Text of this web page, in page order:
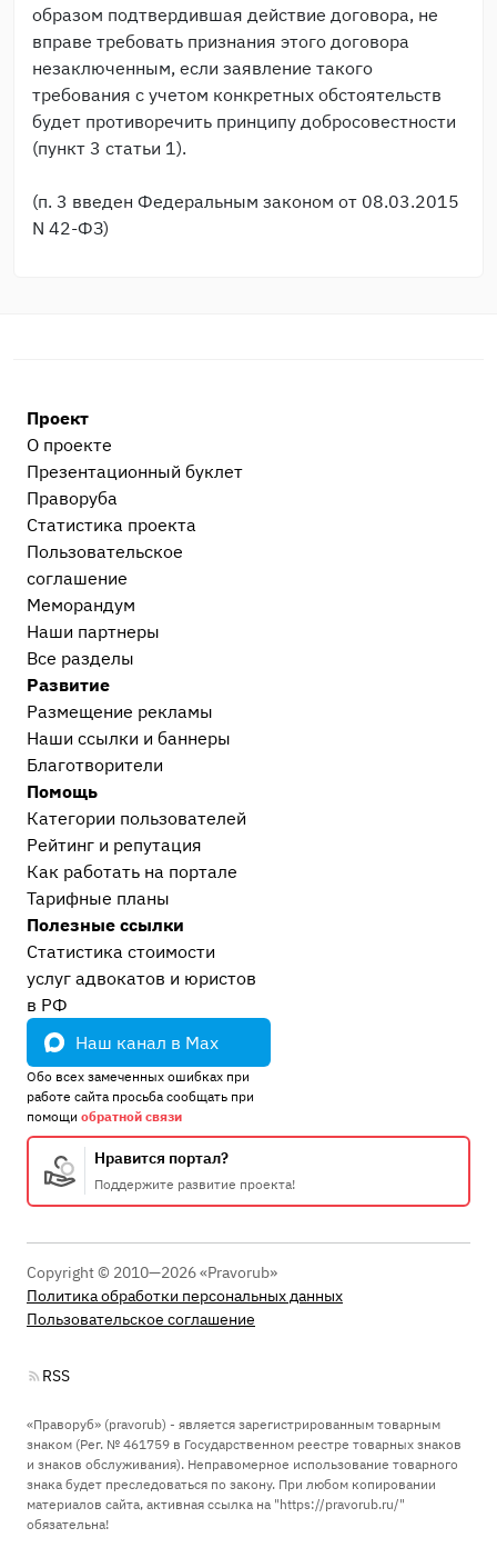
образом подтвердившая действие договора, не
вправе требовать признания этого договора
незаключенным, если заявление такого
требования с учетом конкретных обстоятельств
будет противоречить принципу добросовестности
(пункт 3 статьи 1).
(п. 3 введен Федеральным законом от 08.03.2015
N 42-ФЗ)
Проект
О проекте
Презентационный букл​ет
Праворуба
Статистика проекта
Пользовательское
соглашение
Меморандум
Наши партнеры
Все разделы
Развитие
Размещение рекламы
Наши ссылки и баннеры
Благотворители
Помощь
Категории пользователей
Рейтинг и репутация
Как работать на портале
Тарифные планы
Полезные ссылки
Статистика стоимости
услуг адвокатов и юристов
в РФ
Наш канал в Max
Обо всех замеченных ошибках при
работе сайта просьба сообщать при
помощи обратной связи
Нравится портал?
Поддержите развитие проекта!
Copyright © 2010—2026 «Pravorub»
Политика обработки персональных данных
Пользовательское соглашение
RSS
«Праворуб» (pravorub) - является зарегистрированным товарным
знаком (Рег. № 461759 в Государственном реестре товарных знаков
и знаков обслуживания). Неправомерное использование товарного
знака будет преследоваться по закону. При любом копировании
материалов сайта, активная ссылка на "https://pravorub.ru/"
обязательна!